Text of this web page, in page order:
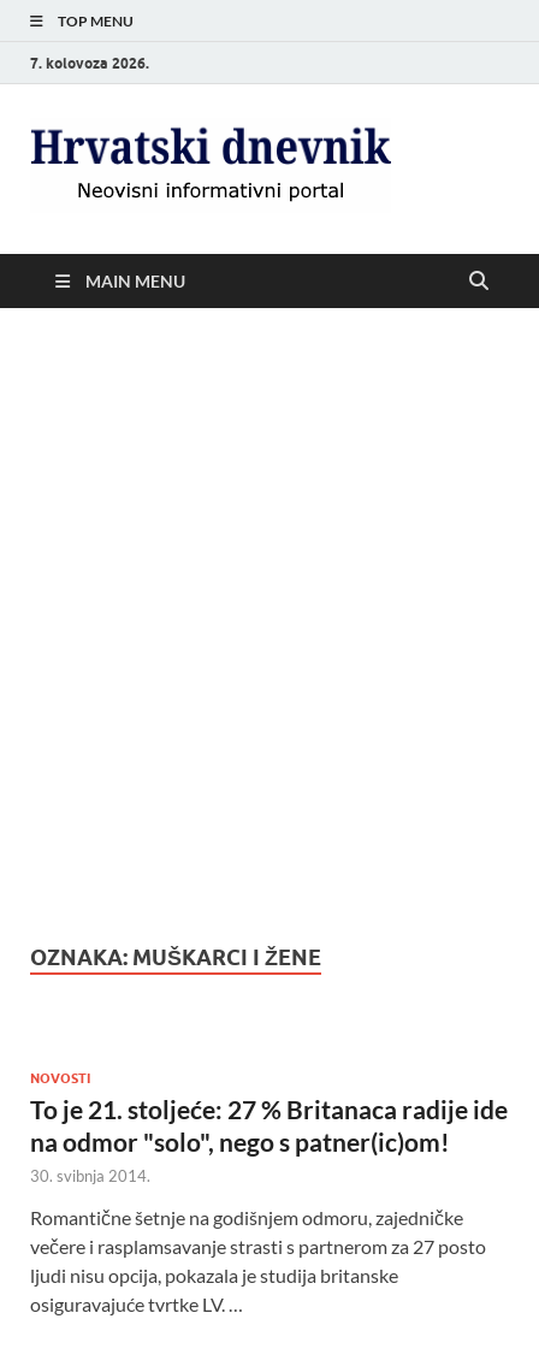
TOP MENU
7. kolovoza 2026.
MAIN MENU
OZNAKA: MUŠKARCI I ŽENE
NOVOSTI
To je 21. stoljeće: 27 % Britanaca radije ide
na odmor "solo", nego s patner(ic)om!
30. svibnja 2014.
Romantične šetnje na godišnjem odmoru, zajedničke
večere i rasplamsavanje strasti s partnerom za 27 posto
ljudi nisu opcija, pokazala je studija britanske
osiguravajuće tvrtke LV. …